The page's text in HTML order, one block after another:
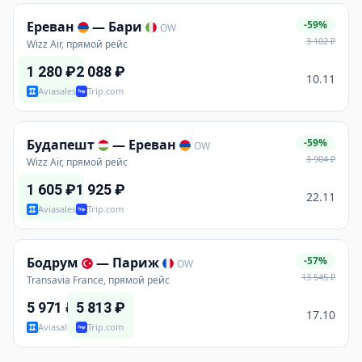
Ереван — Бари
OW
Wizz Air, прямой рейс
-59%
3 102₽
1 280₽
Aviasales
2 088₽
Trip.com
10.11
Будапешт — Ереван
OW
Wizz Air, прямой рейс
-59%
3 904₽
1 605₽
Aviasales
1 925₽
Trip.com
22.11
Бодрум — Париж
OW
Transavia France, прямой рейс
-57%
13 545₽
5 971 ₽
Aviasales
5 813₽
Trip.com
17.10